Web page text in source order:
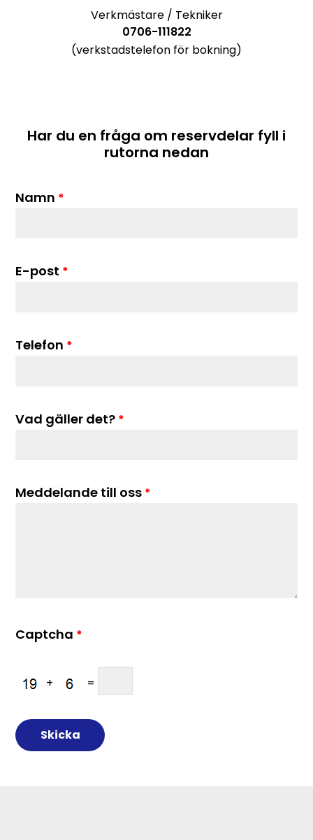
Verkmästare / Tekniker
0706-111822
(verkstadstelefon för bokning)
Har du en fråga om reservdelar fyll i
rutorna nedan
Namn *
E-post *
Telefon *
Vad gäller det? *
Meddelande till oss *
Captcha *
+ =